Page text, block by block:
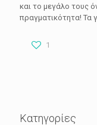
και το μεγάλο τους
πραγματικότητα! Τα
1
Κατηγορίες